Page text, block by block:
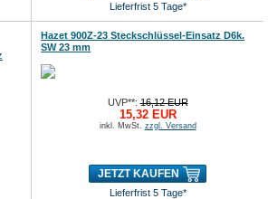
Lieferfrist 5 Tage*
Hazet 900Z-23 Steckschlüssel-Einsatz D6k.
SW 23 mm
UVP**:16,12 EUR
15,32 EUR
inkl. MwSt. zzgl. Versand
JETZT KAUFEN
Lieferfrist 5 Tage*